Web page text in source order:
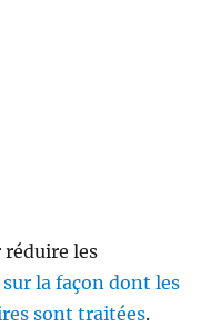
les
la façon dont les
sont traitées.